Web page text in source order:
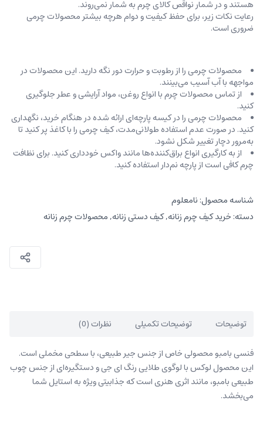
هستند و در شمار نواقص کالای چرم به شمار نمی‌روند.
رعایت نکات زیر، برای حفظ کیفیت و دوام هرچه بیشتر محصولات چرمی
ضروری است.
محصولات چرمی را از رطوبت و حرارت دور نگه دارید. این محصولات در
مواجهه با آب آسیب می‌بینند.
از تماس محصولات چرم با انواع روغن‌، مواد آرایشی و عطر جلوگیری
کنید.
محصولات چرمی را در کیسه‌ پارچه‌ای ارائه شده در هنگام خرید، ‌نگهداری
کنید. در صورت عدم استفاده طولانی‌مدت، کیف‌ چرمی را با کاغذ پر کنید تا
به‌مرور دچار تغییر شکل نشود.
از به کارگیری انواع براق‌کننده‌ها مانند واکس خودداری کنید. برای نظافت
چرم کافی است از پارچه‌ نم‌دار استفاده کنید.
شناسه محصول: نامعلوم
دسته: خرید کیف چرم زنانه,کیف دستی زنانه,محصولات چرم زنانه
توضیحات توضیحات تکمیلی نظرات (0)
فنسی بامبو محصولی خاص از جنس جیر طبیعی، با سطحی مخملی است.
این محصول لوکس با لوگوی طلایی رنگ ای جی و دستگیره‌ای از جنس چوب
طبیعی بامبو، مانند اثری هنری است که جذابیتی ویژه به استایل شما
می‌بخشد.